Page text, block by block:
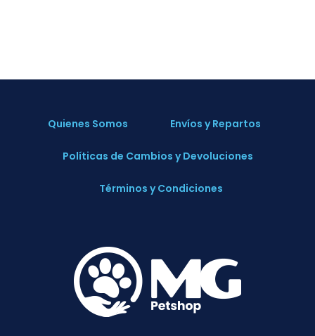
Quienes Somos Envíos y Repartos
Políticas de Cambios y Devoluciones
Términos y Condiciones